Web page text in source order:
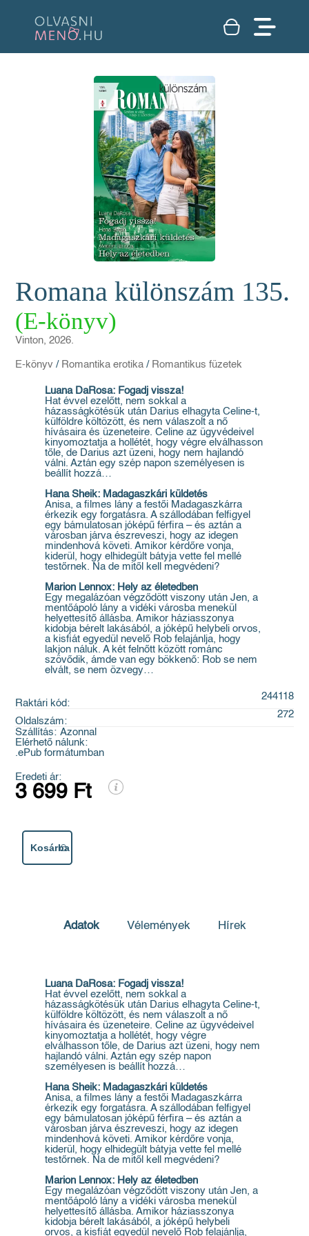
Romana különszám 135.
(E-könyv)
Vinton, 2026.
E-könyv / Romantika erotika / Romantikus füzetek
Luana DaRosa: Fogadj vissza!
Hat évvel ezelőtt, nem sokkal a
házasságkötésük után Darius elhagyta Celine-t,
külföldre költözött, és nem válaszolt a nő
hívásaira és üzeneteire. Celine az ügyvédeivel
kinyomoztatja a hollétét, hogy végre elválhasson
tőle, de Darius azt üzeni, hogy nem hajlandó
válni. Aztán egy szép napon személyesen is
beállít hozzá…
Hana Sheik: Madagaszkári küldetés
Anisa, a filmes lány a festői Madagaszkárra
érkezik egy forgatásra. A szállodában felfigyel
egy bámulatosan jóképű férfira – és aztán a
városban járva észreveszi, hogy az idegen
mindenhová követi. Amikor kérdőre vonja,
kiderül, hogy elhidegült bátyja vette fel mellé
testőrnek. Na de mitől kell megvédeni?
Marion Lennox: Hely az életedben
Egy megalázóan végződött viszony után Jen, a
mentőápoló lány a vidéki városba menekül
helyettesítő állásba. Amikor háziasszonya
kidobja bérelt lakásából, a jóképű helybeli orvos,
a kisfiát egyedül nevelő Rob felajánlja, hogy
lakjon náluk. A két felnőtt között románc
szövődik, ámde van egy bökkenő: Rob se nem
elvált, se nem özvegy…
Raktári kód:
244118
Oldalszám:
272
Szállítás: Azonnal
Elérhető nálunk:
.ePub formátumban
Eredeti ár:
3 699 Ft
Kosárba
Adatok Vélemények Hírek
Luana DaRosa: Fogadj vissza!
Hat évvel ezelőtt, nem sokkal a
házasságkötésük után Darius elhagyta Celine-t,
külföldre költözött, és nem válaszolt a nő
hívásaira és üzeneteire. Celine az ügyvédeivel
kinyomoztatja a hollétét, hogy végre
elválhasson tőle, de Darius azt üzeni, hogy nem
hajlandó válni. Aztán egy szép napon
személyesen is beállít hozzá…
Hana Sheik: Madagaszkári küldetés
Anisa, a filmes lány a festői Madagaszkárra
érkezik egy forgatásra. A szállodában felfigyel
egy bámulatosan jóképű férfira – és aztán a
városban járva észreveszi, hogy az idegen
mindenhová követi. Amikor kérdőre vonja,
kiderül, hogy elhidegült bátyja vette fel mellé
testőrnek. Na de mitől kell megvédeni?
Marion Lennox: Hely az életedben
Egy megalázóan végződött viszony után Jen, a
mentőápoló lány a vidéki városba menekül
helyettesítő állásba. Amikor háziasszonya
kidobja bérelt lakásából, a jóképű helybeli
orvos, a kisfiát egyedül nevelő Rob felajánlja,